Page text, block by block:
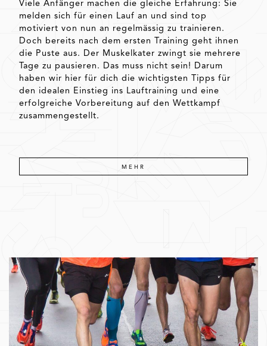
Viele Anfänger machen die gleiche Erfahrung: Sie
melden sich für einen Lauf an und sind top
motiviert von nun an regelmässig zu trainieren.
Doch bereits nach dem ersten Training geht ihnen
die Puste aus. Der Muskelkater zwingt sie mehrere
Tage zu pausieren. Das muss nicht sein! Darum
haben wir hier für dich die wichtigsten Tipps für
den idealen Einstieg ins Lauftraining und eine
erfolgreiche Vorbereitung auf den Wettkampf
zusammengestellt.
MEHR